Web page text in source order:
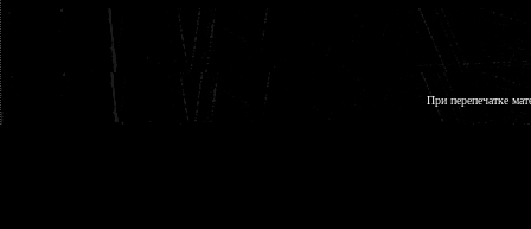
При перепечатке